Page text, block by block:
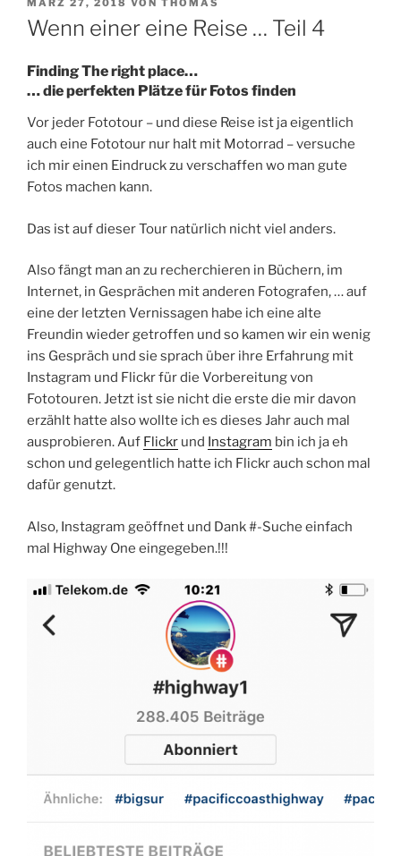
AM
MÄRZ 27, 2018 VON THOMAS
Wenn einer eine Reise … Teil 4
Finding The right place…
… die perfekten Plätze für Fotos finden
Vor jeder Fototour – und diese Reise ist ja eigentlich
auch eine Fototour nur halt mit Motorrad – versuche
ich mir einen Eindruck zu verschaffen wo man gute
Fotos machen kann.
Das ist auf dieser Tour natürlich nicht viel anders.
Also fängt man an zu recherchieren in Büchern, im
Internet, in Gesprächen mit anderen Fotografen, … auf
eine der letzten Vernissagen habe ich eine alte
Freundin wieder getroffen und so kamen wir ein wenig
ins Gespräch und sie sprach über ihre Erfahrung mit
Instagram und Flickr für die Vorbereitung von
Fototouren. Jetzt ist sie nicht die erste die mir davon
erzählt hatte also wollte ich es dieses Jahr auch mal
ausprobieren. Auf Flickr und Instagram bin ich ja eh
schon und gelegentlich hatte ich Flickr auch schon mal
dafür genutzt.
Also, Instagram geöffnet und Dank #-Suche einfach
mal Highway One eingegeben.!!!